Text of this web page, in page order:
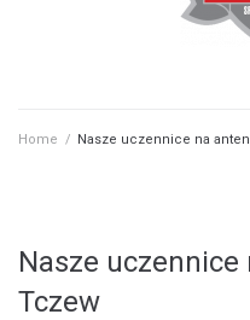
Home / Nasze uczennice na
Nasze uczennice
Tczew